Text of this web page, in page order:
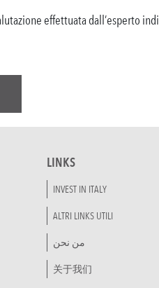
effettuata dall’esperto
LINKS
INVEST IN ITALY
ALTRI LINKS UTILI
من نحن
关于我们